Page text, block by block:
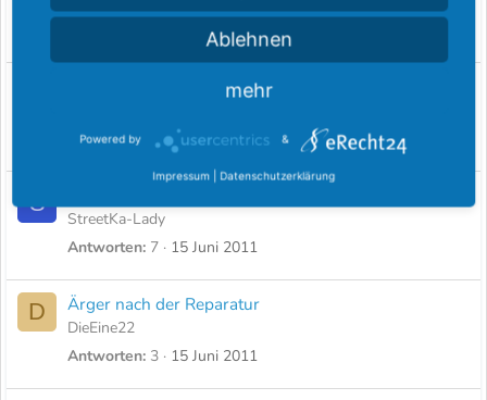
19 Juni 2011
1,7 liter motorumbau
Antworten
3 17 Juni 2011
S
StreetKa-Lady
Antworten 7 15 Juni 2011
D Ärger nach der Reparatur
DieEine22
Antworten 3 15 Juni 2011
Ablehnen
mehr
Powered by &
Impressum | Datenschutzerklärung